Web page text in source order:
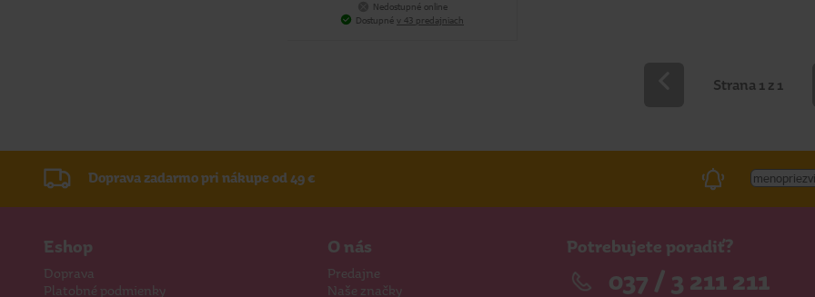
Nedostupné online
Dostupné v 43 predajniach
Strana 1 z 1
Doprava zadarmo pri nákupe od 49 €
Eshop
Doprava
Platobné podmienky
O nás
Predajne
Naše značky
Potrebujete poradiť?
037 / 3 211 211